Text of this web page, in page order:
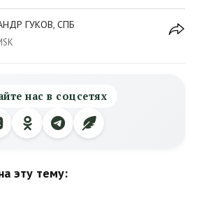
ГУКОВ, СПБ
нас в соцсетях
эту тему: